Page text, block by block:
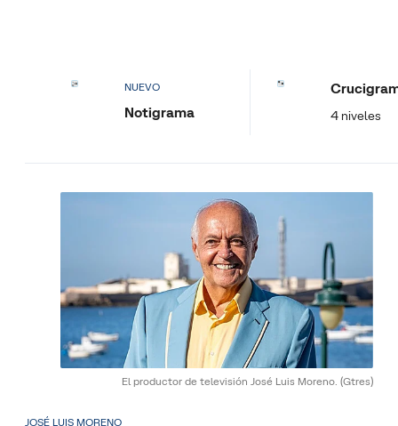
NUEVO
Notigrama 4 niveles
El productor de televisión José Luis Moreno. (Gtres)
JOSÉ LUIS MORENO